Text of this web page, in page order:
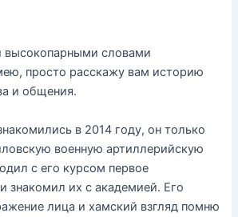
высокопарными словами
просто расскажу вам историю
и общения.
в 2014 году, он только
военную артиллерийскую
с его курсом первое
знакомил их с академией. Его
лица и хамский взгляд помню